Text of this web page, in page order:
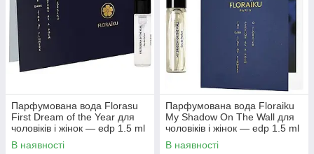
Парфумована вода Florasu
First Dream of the Year для
чоловіків і жінок — edp 1.5 ml
vial
В наявності
Парфумована вода Floraiku
My Shadow On The Wall для
чоловіків і жінок — edp 1.5 ml
vial
В наявності